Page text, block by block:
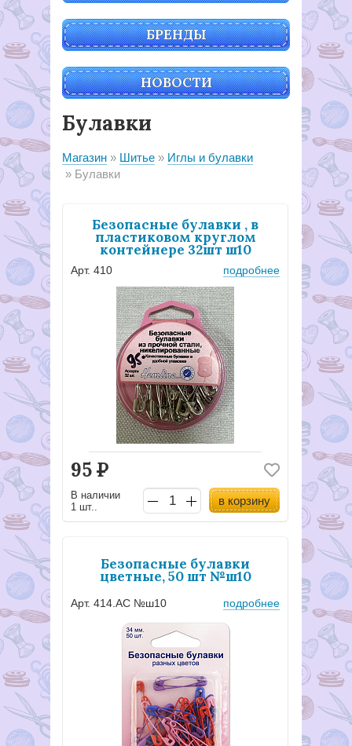
БРЕНДЫ
НОВОСТИ
Булавки
Магазин Шитье
Иглы и булавки
Булавки
Безопасные булавки , в
пластиковом круглом
контейнере 32шт ш10
Арт. 410 подробнее
95Р
В наличии
1 шт..
в корзину
Безопасные булавки
цветные, 50 шт №ш10
Арт. 414.AC №ш10 подробнее